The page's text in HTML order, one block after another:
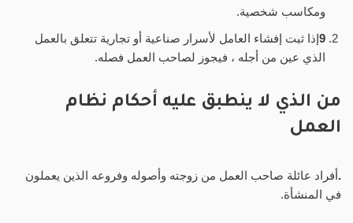
ومكاسب شخصية.
9إذا ثبت إفشاء العامل لأسرار صناعية أو تجارية تتعلق بالعمل
الذي عين من أجله ، فيجوز لصاحب العمل فصله.
من الذي لا ينطبق عليه أحكام نظام
العمل
.أفراد عائلة صاحب العمل من زوجته وأصوله وفروعه الذين يعملون
في المنشأة.